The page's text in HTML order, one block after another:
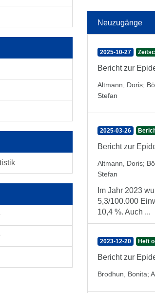
Neuzugänge
2025-10-27
Bericht zur
Altmann, Doris;
Stefan
2025-03-26
Bericht zur
Altmann, Doris;
Stefan
Im Jahr 2023
5,3/100.000
10,4 %. Auch ...
2023-12-20 Heft
Bericht zur
Brodhun, Bonita;